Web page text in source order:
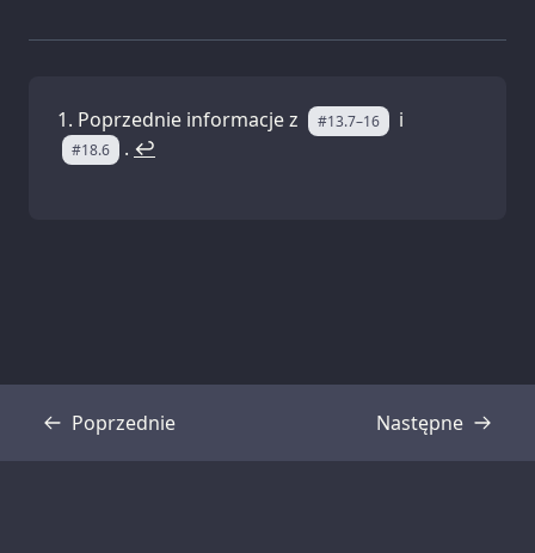
Poprzednie informacje z #13.7–16 i
#18.6 . ↩
Poprzednie
Transkrypcja Następne
Transkrypcja